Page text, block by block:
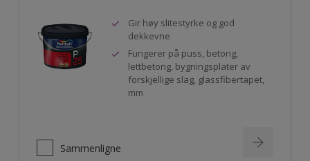
Gir høy slitestyrke og god
dekkevne
Fungerer på puss, betong,
lettbetong, bygningsplater av
forskjellige slag, glassfibertapet,
mm
Sammenligne